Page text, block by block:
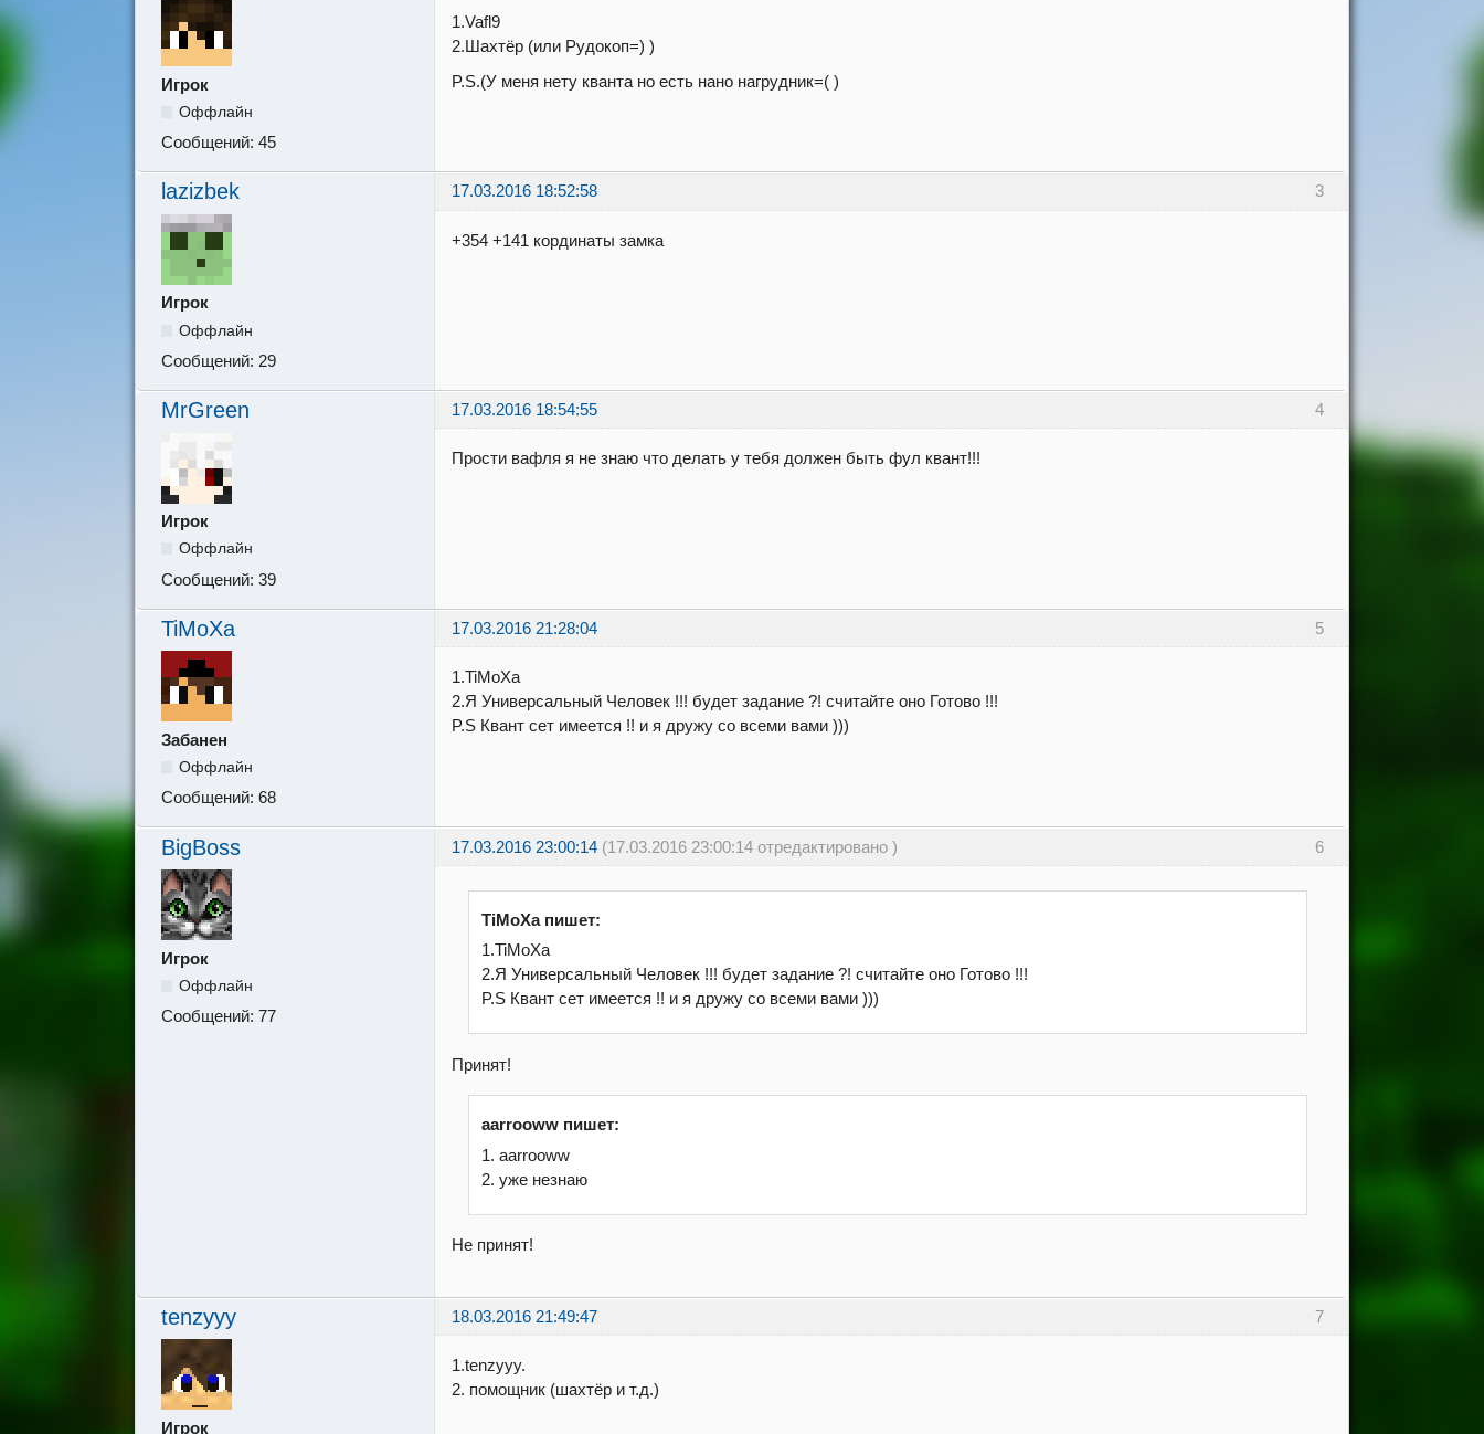
Игрок
Оффлайн
Сообщений: 45
1.Vafl9
2.Шахтёр (или Рудокоп=) )
P.S.(У меня нету кванта но есть нано нагрудник=( )
3
lazizbek 17.03.2016 18:52:58
Игрок
Оффлайн
Сообщений: 29
+354 +141 кординаты замка
4
MrGreen 17.03.2016 18:54:55
Игрок
Оффлайн
Сообщений: 39
Прости вафля я не знаю что делать у тебя должен быть фул квант!!!
5
TiMoXa 17.03.2016 21:28:04
Забанен
Оффлайн
Сообщений: 68
1.TiMoXa
2.Я Универсальный Человек !!! будет задание ?! считайте оно Готово !!!
P.S Квант сет имеется !! и я дружу со всеми вами )))
6
BigBoss 17.03.2016 23:00:14 (17.03.2016 23:00:14 отредактировано )
Игрок
Оффлайн
Сообщений: 77
TiMoXa пишет:
1.TiMoXa
2.Я Универсальный Человек !!! будет задание ?! считайте оно Готово !!!
P.S Квант сет имеется !! и я дружу со всеми вами )))
Принят!
aarrooww пишет:
1. aarrooww
2. уже незнаю
Не принят!
7
tenzyyy 18.03.2016 21:49:47
Игрок
1.tenzyyy.
2. помощник (шахтёр и т.д.)